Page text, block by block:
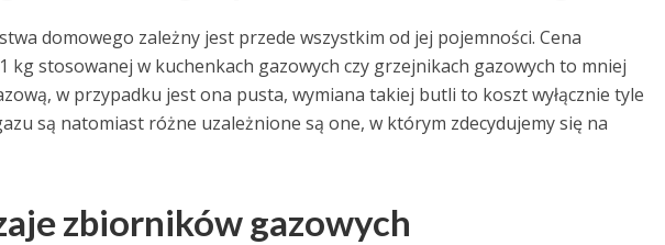
domowego zależny jest przede wszystkim od jej pojemności. Cena
stosowanej w kuchenkach gazowych czy grzejnikach gazowych to mniej
w przypadku jest ona pusta, wymiana takiej butli to koszt wyłącznie tyle
są natomiast różne uzależnione są one, w którym zdecydujemy się na
zbiorników gazowych